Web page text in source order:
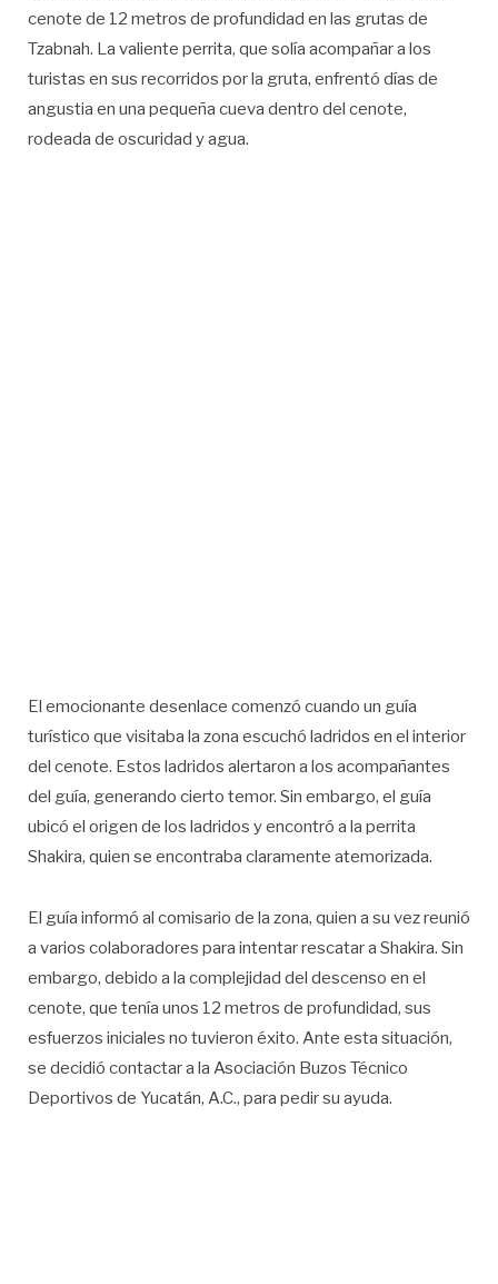
cenote de 12 metros de profundidad en las grutas de
Tzabnah. La valiente perrita, que solía acompañar a los
turistas en sus recorridos por la gruta, enfrentó días de
angustia en una pequeña cueva dentro del cenote,
rodeada de oscuridad y agua.
El emocionante desenlace comenzó cuando un guía
turístico que visitaba la zona escuchó ladridos en el interior
del cenote. Estos ladridos alertaron a los acompañantes
del guía, generando cierto temor. Sin embargo, el guía
ubicó el origen de los ladridos y encontró a la perrita
Shakira, quien se encontraba claramente atemorizada.
El guía informó al comisario de la zona, quien a su vez reunió
a varios colaboradores para intentar rescatar a Shakira. Sin
embargo, debido a la complejidad del descenso en el
cenote, que tenía unos 12 metros de profundidad, sus
esfuerzos iniciales no tuvieron éxito. Ante esta situación,
se decidió contactar a la Asociación Buzos Técnico
Deportivos de Yucatán, A.C., para pedir su ayuda.